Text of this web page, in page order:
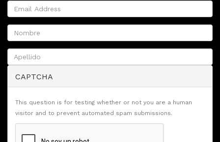
CAPTCHA
This question is for testing whether or not you are a human
visitor and to prevent automated spam submissions.